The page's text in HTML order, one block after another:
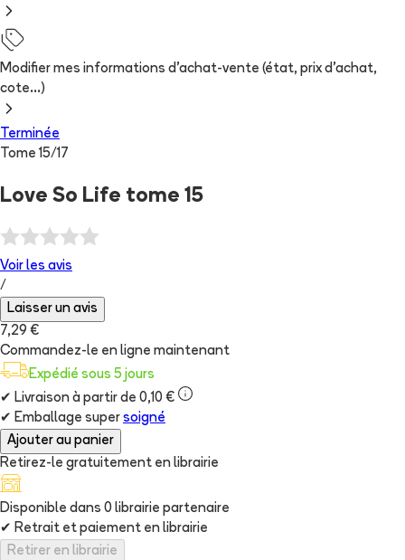
Modifier mes informations d'achat-vente (état, prix d'achat,
cote...)
Terminée
Tome 15/17
Love So Life tome 15
Voir les avis
/
Laisser un avis
7,29 €
Commandez-le en ligne maintenant
Expédié sous 5 jours
✔ Livraison à partir de 0,10 €
✔ Emballage super soigné
Ajouter au panier
Retirez-le gratuitement en librairie
Disponible dans 0 librairie partenaire
✔ Retrait et paiement en librairie
Retirer en librairie